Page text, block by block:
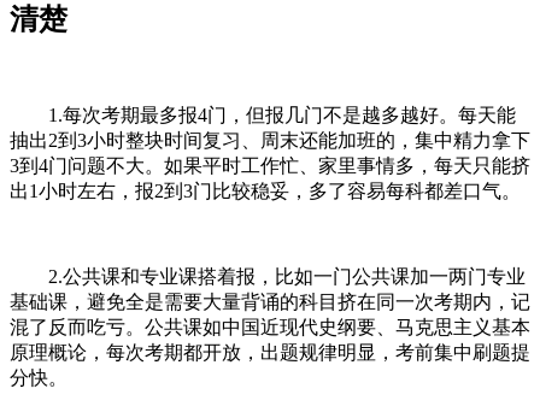
清楚
1.每次考期最多报4门，但报几门不是越多越好。每天能
抽出2到3小时整块时间复习、周末还能加班的，集中精力拿下
3到4门问题不大。如果平时工作忙、家里事情多，每天只能挤
出1小时左右，报2到3门比较稳妥，多了容易每科都差口气。
2.公共课和专业课搭着报，比如一门公共课加一两门专业
基础课，避免全是需要大量背诵的科目挤在同一次考期内，记
混了反而吃亏。公共课如中国近现代史纲要、马克思主义基本
原理概论，每次考期都开放，出题规律明显，考前集中刷题提
分快。